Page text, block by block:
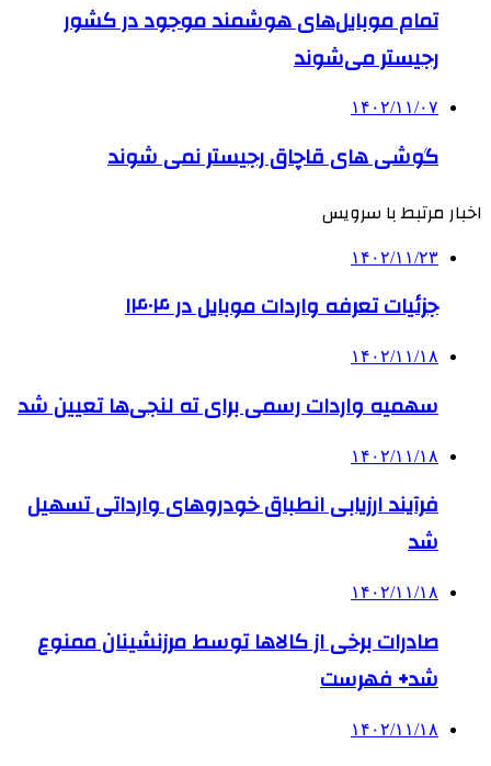
تمام موبایل‌های هوشمند موجود در کشور
رجیستر می‌شوند
۱۴۰۲/۱۱/۰۷
گوشی های قاچاق رجیستر نمی شوند
اخبار مرتبط با سرویس
۱۴۰۲/۱۱/۲۳
جزئیات تعرفه واردات موبایل در ۱۴۰۴
۱۴۰۲/۱۱/۱۸
سهمیه واردات رسمی برای ته لنجی‌ها تعیین شد
۱۴۰۲/۱۱/۱۸
فرآیند ارزیابی انطباق خودروهای وارداتی تسهیل
شد
۱۴۰۲/۱۱/۱۸
صادرات برخی از کالاها توسط مرزنشینان ممنوع
شد+ فهرست
۱۴۰۲/۱۱/۱۸